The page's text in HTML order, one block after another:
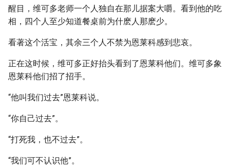
醒目，维可多老师一个人独自在那儿据案大嚼。看到他的吃
相，四个人至少知道餐桌前为什麽人那麽少。
看著这个活宝，其余三个人不禁为恩莱科感到悲哀。
正在这时候，维可多正好抬头看到了恩莱科他们。维可多象
恩莱科他们招了招手。
“他叫我们过去”恩莱科说。
“你自己过去”。
“打死我，也不过去”。
“我们可不认识他”。